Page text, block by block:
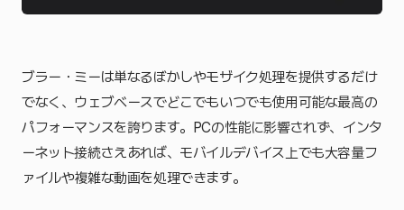
ブラー・ミーは単なるぼかしやモザイク処理を提供するだけ
でなく、ウェブベースでどこでもいつでも使用可能な最高の
パフォーマンスを誇ります。PCの性能に影響されず、インタ
ーネット接続さえあれば、モバイルデバイス上でも大容量フ
ァイルや複雑な動画を処理できます。